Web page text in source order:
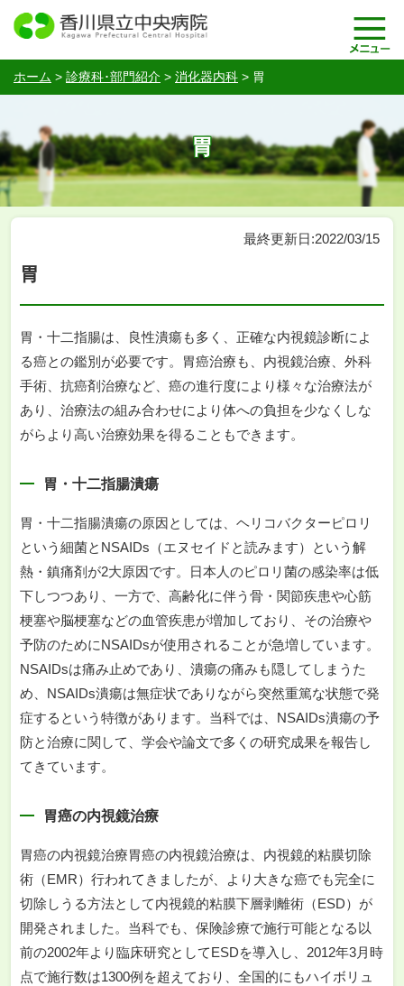
ホーム > 診療科･部門紹介 > 消化器内科 > 胃
胃
最終更新日:2022/03/15
胃
胃・十二指腸は、良性潰瘍も多く、正確な内視鏡診断によ
る癌との鑑別が必要です。胃癌治療も、内視鏡治療、外科
手術、抗癌剤治療など、癌の進行度により様々な治療法が
あり、治療法の組み合わせにより体への負担を少なくしな
がらより高い治療効果を得ることもできます。
胃・十二指腸潰瘍
胃・十二指腸潰瘍の原因としては、ヘリコバクターピロリ
という細菌とNSAIDs（エヌセイドと読みます）という解
熱・鎮痛剤が2大原因です。日本人のピロリ菌の感染率は低
下しつつあり、一方で、高齢化に伴う骨・関節疾患や心筋
梗塞や脳梗塞などの血管疾患が増加しており、その治療や
予防のためにNSAIDsが使用されることが急増しています。
NSAIDsは痛み止めであり、潰瘍の痛みも隠してしまうた
め、NSAIDs潰瘍は無症状でありながら突然重篤な状態で発
症するという特徴があります。当科では、NSAIDs潰瘍の予
防と治療に関して、学会や論文で多くの研究成果を報告し
てきています。
胃癌の内視鏡治療
胃癌の内視鏡治療胃癌の内視鏡治療は、内視鏡的粘膜切除
術（EMR）行われてきましたが、より大きな癌でも完全に
切除しうる方法として内視鏡的粘膜下層剥離術（ESD）が
開発されました。当科でも、保険診療で施行可能となる以
前の2002年より臨床研究としてESDを導入し、2012年3月時
点で施行数は1300例を超えており、全国的にもハイボリュ